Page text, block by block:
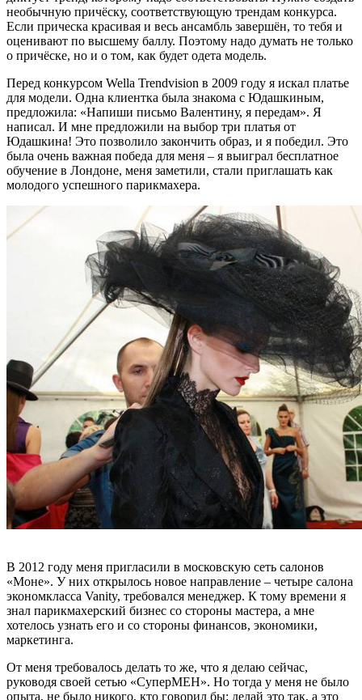
необычную причёску, соответствующую трендам конкурса.
Если прическа красивая и весь ансамбль завершён, то тебя и
оценивают по высшему баллу. Поэтому надо думать не только
о причёске, но и о том, как будет одета модель.
Перед конкурсом Wella Trendvision в 2009 году я искал платье
для модели. Одна клиентка была знакома с Юдашкиным,
предложила: «Напиши письмо Валентину, я передам». Я
написал. И мне предложили на выбор три платья от
Юдашкина! Это позволило закончить образ, и я победил. Это
была очень важная победа для меня – я выиграл бесплатное
обучение в Лондоне, меня заметили, стали приглашать как
молодого успешного парикмахера.
В 2012 году меня пригласили в московскую сеть салонов
«Моне». У них открылось новое направление – четыре салона
экономкласса Vanity, требовался менеджер. К тому времени я
знал парикмахерский бизнес со стороны мастера, а мне
хотелось узнать его и со стороны финансов, экономики,
маркетинга.
От меня требовалось делать то же, что я делаю сейчас,
руководя своей сетью «СуперМЕН». Но тогда у меня не было
опыта, не было никого, кто говорил бы: делай это так, а это